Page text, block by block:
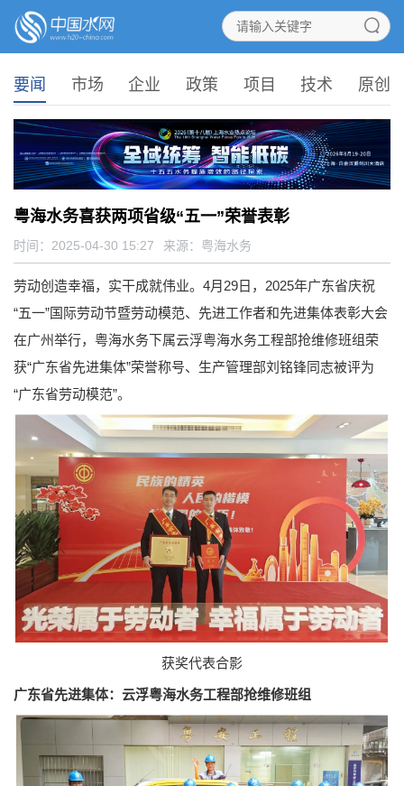
要闻 市场 企业 政策 项目 技术 原创
粤海水务喜获两项省级“五一”荣誉表彰
时间：2025-04-30 15:27 来源： 粤海水务
劳动创造幸福，实干成就伟业。4月29日，2025年广东省庆祝
“五一”国际劳动节暨劳动模范、先进工作者和先进集体表彰大会
在广州举行，粤海水务下属云浮粤海水务工程部抢维修班组荣
获“广东省先进集体”荣誉称号、生产管理部刘铭锋同志被评为
“广东省劳动模范”。
获奖代表合影
广东省先进集体：云浮粤海水务工程部抢维修班组